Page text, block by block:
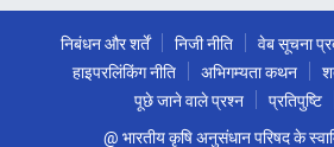
निबंधन और शर्तें निजी नीति वेब सूचना
हाइपरलिंकिंग नीति
अभिगम्यता कथन
पूछे जाने वाले प्रश्न
प्रतिपुष्टि
@ भारतीय कृषि अनुसंधान परिषद के